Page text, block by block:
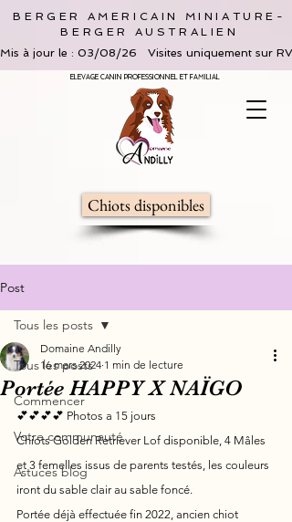
BERGER AMERICAIN MINIATURE-
BERGER AUSTRALIEN
Mis à jour le : 03/08/26   Visites uniquement sur
ELEVAGE CANIN PROFESSIONNEL ET FAMILIAL
Chiots disponibles
Post
Tous les posts
Commencer
Votre communauté
Astuces blog
Tous les posts
Portée HAPPY X NAÏGO
Domaine Andilly
16 mars 2024 1 min de lecture
💕💕💕💕 Photos a 15 jours
Chiots Golden Retriever Lof disponible, 4 Mâles
et 3 femelles issus de parents testés, les couleurs
iront du sable clair au sable foncé.
Portée déjà effectuée fin 2022, ancien chiot